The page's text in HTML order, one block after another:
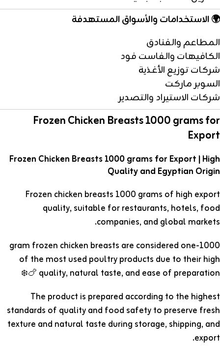
🌍 الاستخدامات والأسواق المستهدفة
المطاعم والفنادق
الكافيهات والفاست فود
شركات توزيع الأغذية
السوبر ماركت
شركات الاستيراد والتصدير
Frozen Chicken Breasts 1000 grams for
Export
Frozen Chicken Breasts 1000 grams for Export | High
Quality and Egyptian Origin
Frozen chicken breasts 1000 grams of high export
quality, suitable for restaurants, hotels, food
companies, and global markets.
1000-gram frozen chicken breasts are considered one
of the most used poultry products due to their high
quality, natural taste, and ease of preparation 🍗❄️
The product is prepared according to the highest
standards of quality and food safety to preserve fresh
texture and natural taste during storage, shipping, and
export.